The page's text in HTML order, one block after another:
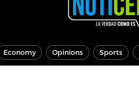
Economy Opinions Sports